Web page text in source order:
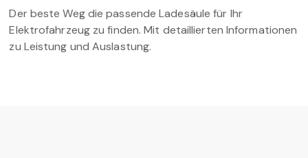
Der beste Weg die passende Ladesäule für Ihr
Elektrofahrzeug zu finden. Mit detaillierten Informationen
zu Leistung und Auslastung.